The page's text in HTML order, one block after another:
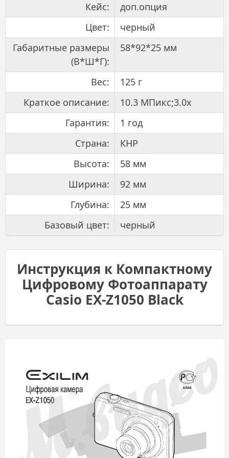
Кейс:
доп.опция
Цвет:
черный
Габаритные размеры
(В*Ш*Г):
58*92*25 мм
Вес:
125 г
Краткое описание:
10.3 МПикс;3.0x
Гарантия:
1 год
Страна:
КНР
Высота:
58 мм
Ширина:
92 мм
Глубина:
25 мм
Базовый цвет:
черный
Инструкция к Компактному
Цифровому Фотоаппарату
Casio EX-Z1050 Black